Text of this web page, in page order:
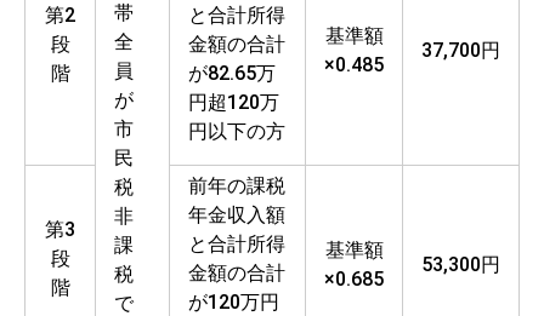
第2
段
階
帯
全
員
が
市
民
税
非
課
税
で
と合計所得
金額の合計
が82.65万
円超120万
円以下の方
基準額
×0.485
37,700円
第3
段
階
前年の課税
年金収入額
と合計所得
金額の合計
が120万円
基準額
×0.685
53,300円